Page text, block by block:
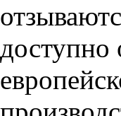
доступно